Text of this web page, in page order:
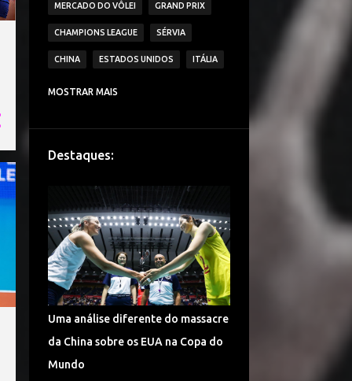
MERCADO DO VÔLEI GRAND PRIX
CHAMPIONS LEAGUE SÉRVIA
CHINA ESTADOS UNIDOS ITÁLIA
LESÕES
TURQUIA DENTIL PRAIA CLUBE
É CAMPEÃO!
CAMPEONATO TURCO DE VÔLEI
COPA DO MUNDO ALEMANHA VÔLEI
MOSTRAR MAIS
Destaques:
Uma análise diferente do massacre
da China sobre os EUA na Copa do
Mundo